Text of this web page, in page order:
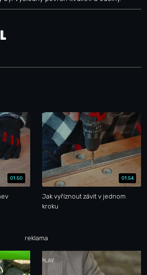
01:50 01:54
Jak vyříznout závit v jednom
kroku
reklama